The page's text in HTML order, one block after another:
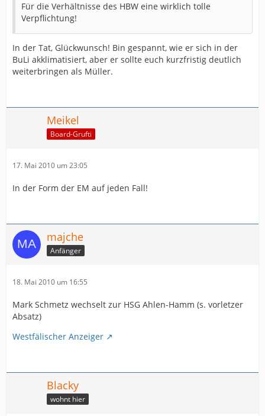
Für die Verhältnisse des HBW eine wirklich tolle
Verpflichtung!
In der Tat, Glückwunsch! Bin gespannt, wie er sich in der
BuLi akklimatisiert, aber er sollte euch kurzfristig deutlich
weiterbringen als Müller.
Meikel
Board-Grufti
17. Mai 2010 um 23:05
In der Form der EM auf jeden Fall!
majche
Anfänger
18. Mai 2010 um 16:55
Mark Schmetz wechselt zur HSG Ahlen-Hamm (s. vorletzer
Absatz)
Westfälischer Anzeiger
Blacky
wohnt hier